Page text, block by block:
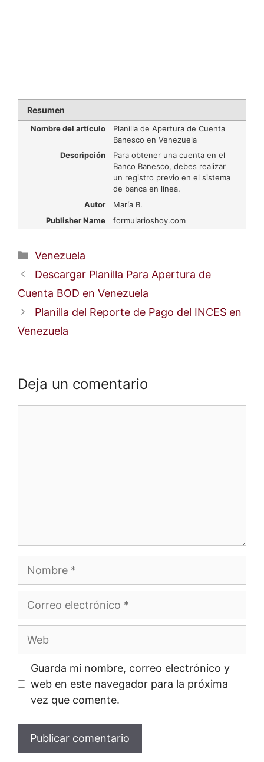
Resumen
Nombre del artículo
Planilla de Apertura de Cuenta
Banesco en Venezuela
Descripción
Para obtener una cuenta en el
Banco Banesco, debes realizar
un registro previo en el sistema
de banca en línea.
Autor
María B.
Publisher Name
formularioshoy.com
Categorías
Venezuela
Descargar Planilla Para Apertura de
Cuenta BOD en Venezuela
Planilla del Reporte de Pago del INCES en
Venezuela
Deja un comentario
Correo
electrónico
Guarda mi nombre, correo electrónico y
web en este navegador para la próxima
vez que comente.